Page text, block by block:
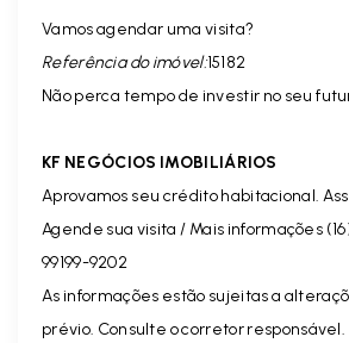
Vamos agendar uma visita?
Referência do imóvel:15182
Não perca tempo de investir no seu
KF NEGÓCIOS IMOBILIÁRIOS
Aprovamos seu crédito habitacional.
Agende sua visita / Mais informações
99199-9202
As informações estão sujeitas a
prévio. Consulte o corretor responsável.